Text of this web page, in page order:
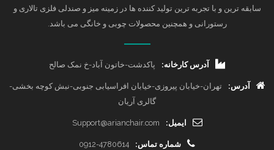
سابقه ترین و با تجربه ترین تولید کننده ها در زمینه میز و صندلی فلزی تالاری و
رستورانی و همچنین محصولات چوبی و خانگی می باشد.
آدرس کارخانه: پاکدشت-خاتون آباد-خ نمک صالح
آدرس:
تهران-خیابان پیروزی-خیابان افراسیابی جنوبی-نبش کوچه بخشی-
گالری آریان
ایمیل: Support@arianchair.com
شماره تماس: 0912-4780614